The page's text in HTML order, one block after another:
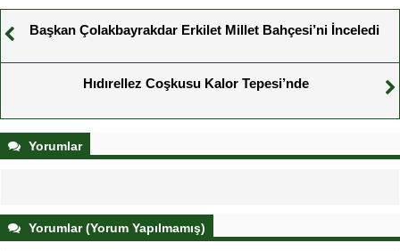
Başkan Çolakbayrakdar Erkilet Millet Bahçesi’ni İnceledi
Hıdırellez Coşkusu Kalor Tepesi’nde
Yorumlar
Yorumlar (Yorum Yapılmamış)